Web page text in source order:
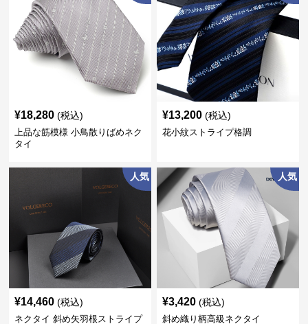
¥18,280 (税込)
上品な筋模様 小鳥散りばめネク
タイ
¥13,200 (税込)
花小紋ストライプ格調
人気
¥14,460 (税込)
ネクタイ 斜め矢羽根ストライプ
人気
¥3,420 (税込)
斜め織り柄高級ネクタイ